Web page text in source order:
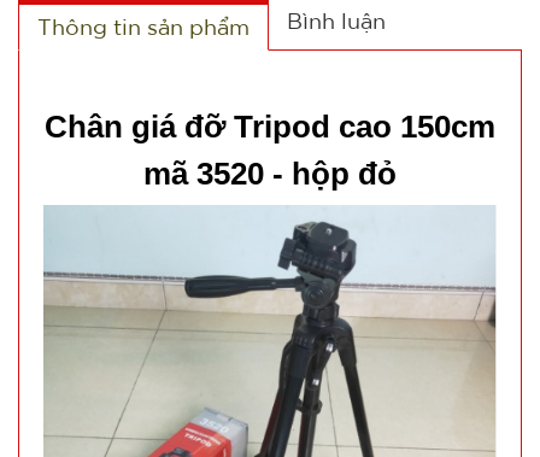
Thông tin sản phẩm Bình luận
Chân giá đỡ Tripod cao 150cm
mã 3520 - hộp đỏ
Bảo
hành:
Đặt